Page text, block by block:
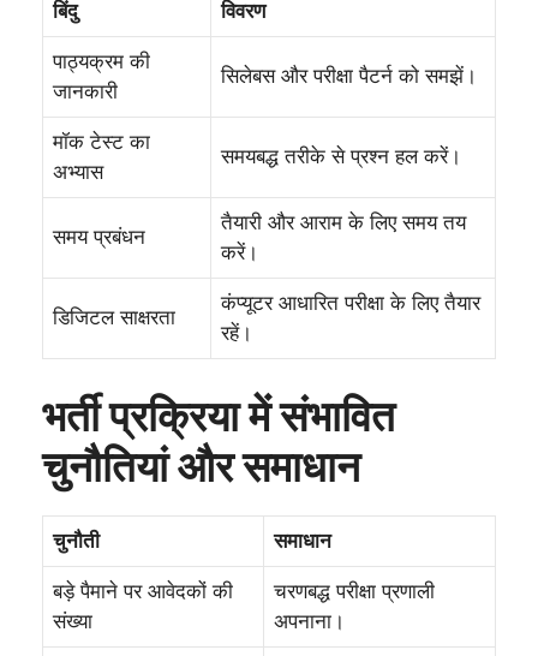
बिंदु विवरण
पाठ्यक्रम की
जानकारी
सिलेबस और परीक्षा पैटर्न को समझें।
मॉक टेस्ट का
अभ्यास
समयबद्ध तरीके से प्रश्न हल करें।
समय प्रबंधन
तैयारी और आराम के लिए समय तय
करें।
डिजिटल साक्षरता
कंप्यूटर आधारित परीक्षा के लिए तैयार
रहें।
भर्ती प्रक्रिया में संभावित
चुनौतियां और समाधान
चुनौती समाधान
बड़े पैमाने पर आवेदकों की
संख्या
चरणबद्ध परीक्षा प्रणाली
अपनाना।